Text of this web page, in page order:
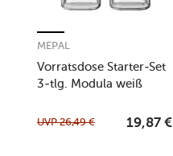
Vorratsdose Starter-Set
3-tlg. Modula weiß
MEPAL
UVP26,49 € 19,87 €